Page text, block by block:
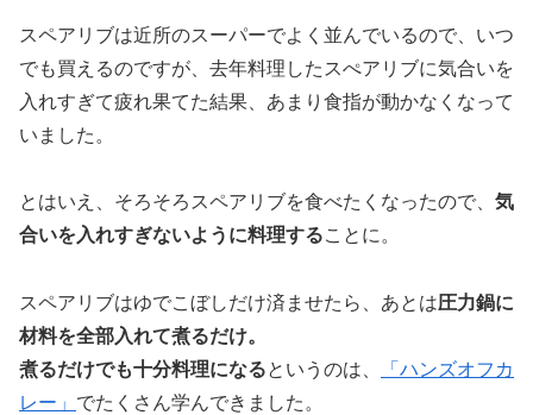
スペアリブは近所のスーパーでよく並んでいるので、いつ
でも買えるのですが、去年料理したスぺアリブに気合いを
入れすぎて疲れ果てた結果、あまり食指が動かなくなって
いました。
とはいえ、そろそろスペアリブを食べたくなったので、 気
合いを入れすぎないように料理することに。
スペアリブはゆでこぼしだけ済ませたら、あとは圧力鍋に
材料を全部入れて煮るだけ。
煮るだけでも十分料理になるというのは、
「ハンズオフカ
レー」 でたくさん学んできました。